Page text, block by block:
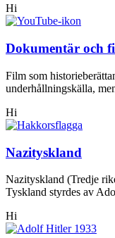
Hi
Dokumentär och
Film som
underhållningskälla,
Hi
Nazityskland
Nazityskland (Tredje
Tyskland styrdes av
Hi